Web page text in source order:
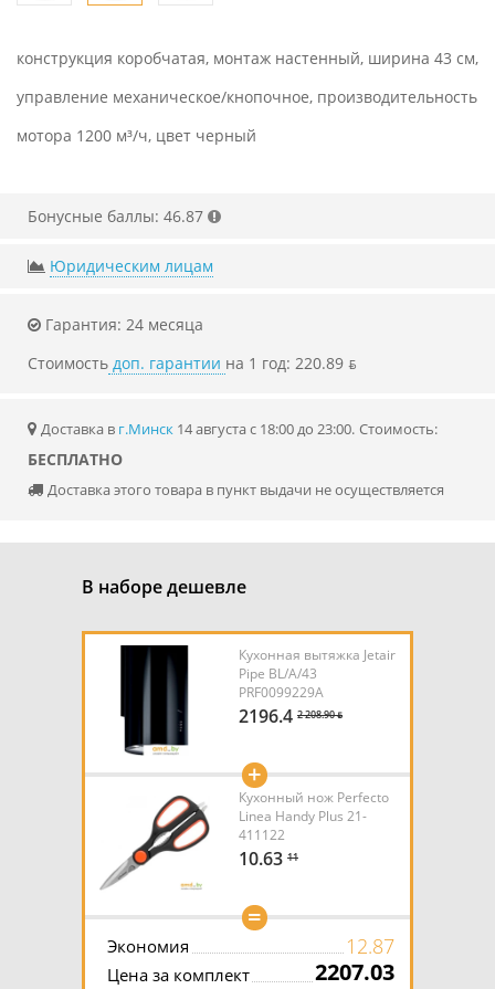
конструкция коробчатая, монтаж настенный, ширина 43 см,
управление механическое/кнопочное, производительность
мотора 1200 м³/ч, цвет черный
Бонусные баллы: 46.87
Юридическим лицам
Гарантия: 24 месяца
Стоимость доп. гарантии на 1 год: 220.89 ƃ
Доставка в г.Минск 14 августа с 18:00 до 23:00. Стоимость:
БЕСПЛАТНО
Доставка этого товара в пункт выдачи не осуществляется
В наборе дешевле
Кухонная вытяжка Jetair
Pipe BL/A/43
PRF0099229A
2196.4 2 208.90 ƃ
+
Кухонный нож Perfecto
Linea Handy Plus 21-
411122
10.63 11
=
Экономия 12.87
Цена за комплект 2207.03